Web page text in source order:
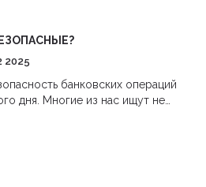
2025
банковских операций
дня. Многие из нас ищут не
внимание при выборе
Обсудим, какие банки
и какие факторы влияют